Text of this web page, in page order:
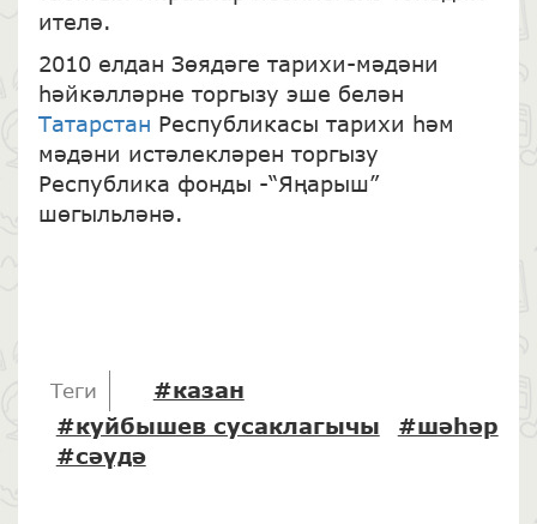
ителә.
2010 елдан Зөядәге тарихи-мәдәни
һәйкәлләрне торгызу эше белән
Татарстан Республикасы тарихи һәм
мәдәни истәлекләрен торгызу
Республика фонды -“Яңарыш”
шөгыльләнә.
Теги
#казан
#куйбышев сусаклагычы
#шәһәр
#сәүдә